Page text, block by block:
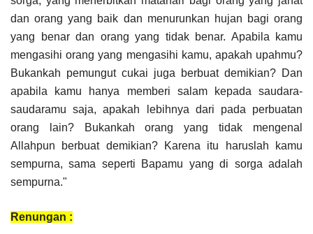
dan orang yang baik dan menurunkan hujan bagi orang
yang benar dan orang yang tidak benar. Apabila kamu
mengasihi orang yang mengasihi kamu, apakah upahmu?
Bukankah pemungut cukai juga berbuat demikian? Dan
apabila kamu hanya memberi salam kepada saudara-
saudaramu saja, apakah lebihnya dari pada perbuatan
orang lain? Bukankah orang yang tidak mengenal
Allahpun berbuat demikian? Karena itu haruslah kamu
sempurna, sama seperti Bapamu yang di sorga adalah
sempurna."
Renungan :